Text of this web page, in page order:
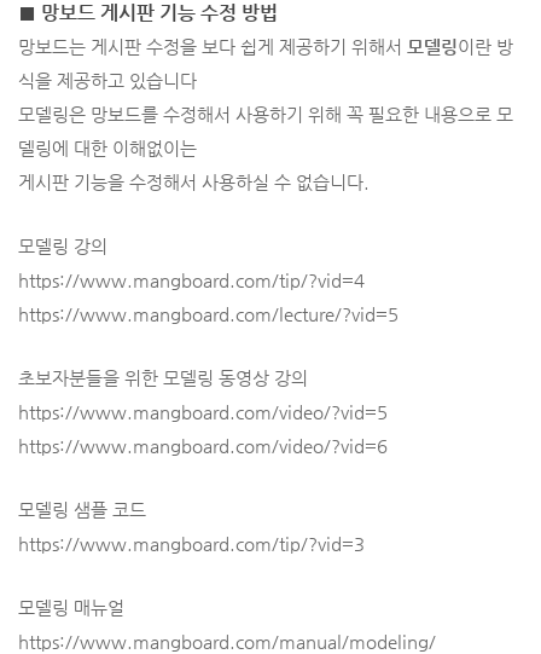
■ 망보드 게시판 기능 수정 방법
망보드는 게시판 수정을 보다 쉽게 제공하기 위해서 모델링이란 방
식을 제공하고 있습니다
모델링은 망보드를 수정해서 사용하기 위해 꼭 필요한 내용으로 모
델링에 대한 이해없이는
게시판 기능을 수정해서 사용하실 수 없습니다.
모델링 강의
https://www.mangboard.com/tip/?vid=4
https://www.mangboard.com/lecture/?vid=5
초보자분들을 위한 모델링 동영상 강의
https://www.mangboard.com/video/?vid=5
https://www.mangboard.com/video/?vid=6
모델링 샘플 코드
https://www.mangboard.com/tip/?vid=3
모델링 매뉴얼
https://www.mangboard.com/manual/modeling/